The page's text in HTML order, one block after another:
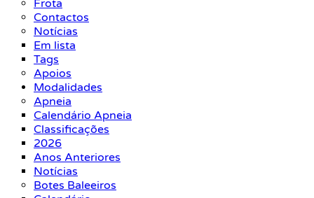
Frota
Contactos
Notícias
Em lista
Tags
Apoios
Modalidades
Apneia
Calendário Apneia
Classificações
2026
Anos Anteriores
Notícias
Botes Baleeiros